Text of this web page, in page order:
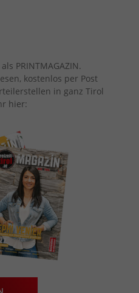
PRINTMAGAZIN.
kostenlos per Post
in ganz Tirol
hier: